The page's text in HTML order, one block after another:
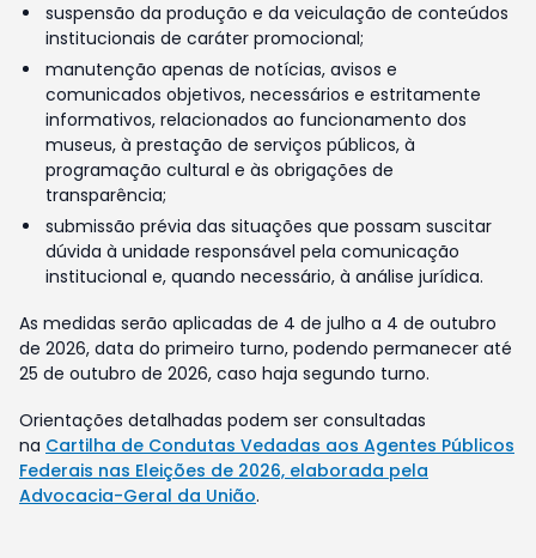
suspensão da produção e da veiculação de conteúdos
institucionais de caráter promocional;
manutenção apenas de notícias, avisos e
comunicados objetivos, necessários e estritamente
informativos, relacionados ao funcionamento dos
museus, à prestação de serviços públicos, à
programação cultural e às obrigações de
transparência;
submissão prévia das situações que possam suscitar
dúvida à unidade responsável pela comunicação
institucional e, quando necessário, à análise jurídica.
As medidas serão aplicadas de 4 de julho a 4 de outubro
de 2026, data do primeiro turno, podendo permanecer até
25 de outubro de 2026, caso haja segundo turno.
Orientações detalhadas podem ser consultadas
na Cartilha de Condutas Vedadas aos Agentes Públicos
Federais nas Eleições de 2026, elaborada pela
Advocacia-Geral da União.